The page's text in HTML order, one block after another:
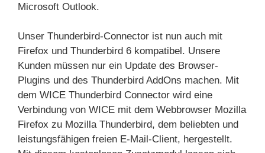
Microsoft Outlook.
Unser Thunderbird-Connector ist nun auch mit
Firefox und Thunderbird 6 kompatibel. Unsere
Kunden müssen nur ein Update des Browser-
Plugins und des Thunderbird AddOns machen. Mit
dem WICE Thunderbird Connector wird eine
Verbindung von WICE mit dem Webbrowser Mozilla
Firefox zu Mozilla Thunderbird, dem beliebten und
leistungsfähigen freien E-Mail-Client, hergestellt.